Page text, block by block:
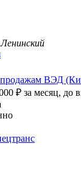
ВЭД
₽ за месяц, до